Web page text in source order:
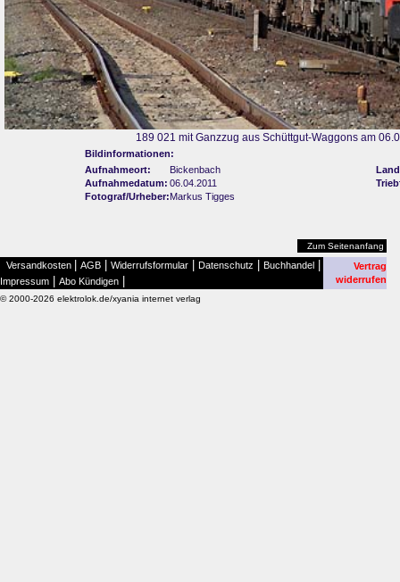
189 021 mit Ganzzug aus Schüttgut-Waggons am
Bildinformationen:
Aufnahmeort:
Bickenbach
Aufnahmedatum: 06.04.2011
Fotograf/Urheber:Markus Tigges
Zum Seitenanfang
Versandkosten AGB Widerrufsformular Datenschutz Buchhandel
Impressum Abo Kündigen
Vertrag
widerrufen
© 2000-2026 elektrolok.de/xyania internet verlag